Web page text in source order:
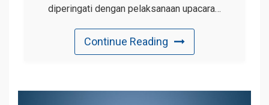
diperingati dengan pelaksanaan upacara…
Continue Reading